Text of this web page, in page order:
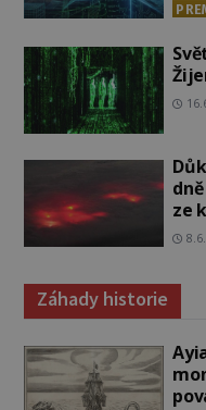
ze
Záhady historie